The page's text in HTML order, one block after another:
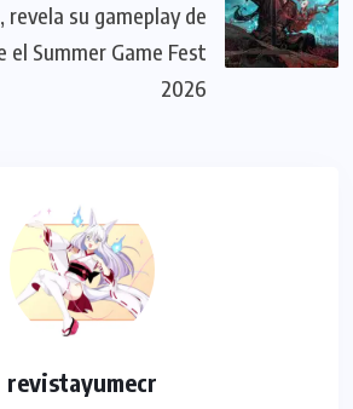
revela su gameplay de
Summer Game Fest
2026
revistayumecr